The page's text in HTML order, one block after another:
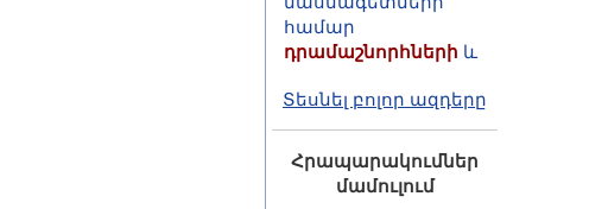
դրամաշնորհների
վերապատրաստման
մրցույթ (Դուբնա,
2026)
Տեսնել բոլոր ազդերը
Հրապարակումներ
մամուլում